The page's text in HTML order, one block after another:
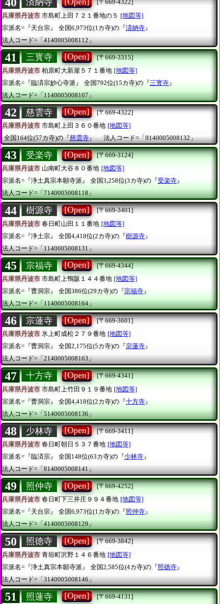
済納寺
[〒669-4322]
兵庫県丹波市 市島町上田７２１番地の５ [地図等]
宗派名=『天台宗』
全国6,973位(1カ寺)の『済納寺 』
法人コード=「4140005008112」
41 三寳寺 [Open]
[〒669-3315]
兵庫県丹波市 柏原町大新屋５７１番地 [地図等]
宗派名=『臨済宗妙心寺派』
全国792位(15カ寺)の『三寳寺 』
法人コード=「1140005008107」
42 慈雲寺 [Open]
[〒669-4322]
兵庫県丹波市 市島町上田３６０番地 [地図等]
全国164位(57カ寺)の『慈雲寺』 法人コード=「9140005008132」
43 受楽寺 [Open]
[〒669-3124]
兵庫県丹波市 山南町大谷８０番地 [地図等]
宗派名=『浄土真宗本願寺派』
全国3,258位(3カ寺)の『受楽寺』
法人コード=「7140005008118」
44 樹源寺 [Open]
[〒669-3401]
兵庫県丹波市 春日町山田１１番地 [地図等]
宗派名=『浄土宗』
全国4,418位(2カ寺)の『樹源寺 』
法人コード=「1140005008131」
45 宗福寺 [Open]
[〒669-4344]
兵庫県丹波市 市島町上鴨阪１４４番地 [地図等]
宗派名=『曹洞宗』
全国386位(29カ寺)の『宗福寺』
法人コード=「1140005008164」
46 宗蓮寺 [Open]
[〒669-3601]
兵庫県丹波市 氷上町成松２７９番地 [地図等]
宗派名=『曹洞宗』
全国2,175位(5カ寺)の『宗蓮寺』
法人コード=「2140005008163」
47 十方寺 [Open]
[〒669-4341]
兵庫県丹波市 市島町上竹田９１９番地 [地図等]
宗派名=『曹洞宗』
全国4,418位(2カ寺)の『十方寺 』
法人コード=「5140005008136」
48 少林寺 [Open]
[〒669-3411]
兵庫県丹波市 春日町朝日５３７番地 [地図等]
宗派名=『臨済宗』
全国148位(63カ寺)の『少林寺』
法人コード=「8140005008141」
49 照仲寺 [Open]
[〒669-4252]
兵庫県丹波市 春日町下三井庄９９４番地 [地図等]
宗派名=『天台宗』
全国6,973位(1カ寺)の『照仲寺』
法人コード=「4140005008129」
50 照徳寺 [Open]
[〒669-3842]
兵庫県丹波市 青垣町沢野１４６番地 [地図等]
宗派名=『浄土真宗本願寺派』
全国2,585位(4カ寺)の『照徳寺 』
法人コード=「3140005008146」
51 照蓮寺 [Open]
[〒669-4131]